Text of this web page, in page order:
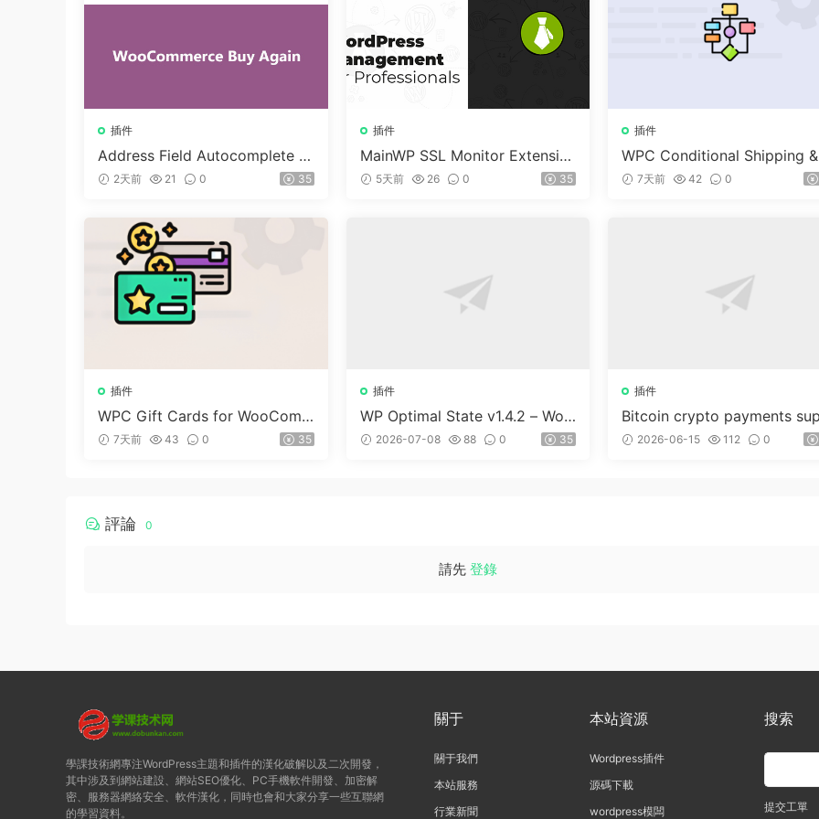
插件
Address Field Autocomplete F
or WooCommerce v1.3.2
2天前 21 0 35
插件
MainWP SSL Monitor Extensio
n v5.2
5天前 26 0 35
插件
WPC Conditional Shipping
ayments (Premium) v1.0.2
7天前 42 0
插件
WPC Gift Cards for WooCom
merce (Premium) v1.0.2
7天前 43 0 35
插件
WP Optimal State v1.4.2 – Wor
dPress 優化、清理和安全套件
2026-07-08 88 0 35
插件
Bitcoin crypto payments
ort for CryptoPay v1.4.3
2026-06-15 112 0
評論 0
請先 登錄
學課技術網專注WordPress主題和插件的漢化破解以及二次開發，
其中涉及到網站建設、網站SEO優化、PC手機軟件開發、加密解
密、服務器網絡安全、軟件漢化，同時也會和大家分享一些互聯網
的學習資料。
關于
關于我們
本站服務
行業新聞
本站資源
Wordpress插件
源碼下載
wordpress模闆
搜索
提交工單